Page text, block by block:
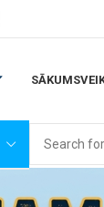
SĀKUMS